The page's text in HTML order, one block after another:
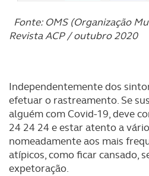
Fonte: OMS (Organização
Revista ACP / outubro 2020
Independentemente dos
efetuar o rastreamento. Se
alguém com Covid-19, deve
24 24 24 e estar atento a
nomeadamente aos mais
atípicos, como ficar cansado,
expetoração.